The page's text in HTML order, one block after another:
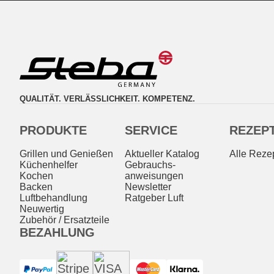
QUALITÄT. VERLÄSSLICHKEIT. KOMPETENZ.
PRODUKTE
Grillen und Genießen
Küchenhelfer
Kochen
Backen
Luftbehandlung
Neuwertig
Zubehör / Ersatzteile
SERVICE
Aktueller Katalog
Gebrauchs­
anweisungen
Newsletter
Ratgeber Luft
Alle
BEZAHLUNG